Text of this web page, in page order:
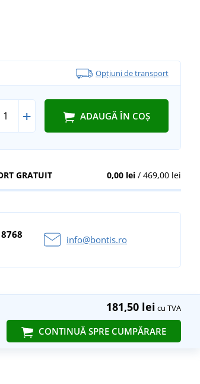
Opțiuni de transport
+ ADAUGĂ ÎN COȘ
0,00 lei/ 469,00 lei
GRATUIT
info@bontis.ro
181,50 lei cu TVA
CONTINUĂ SPRE CUMPĂRARE